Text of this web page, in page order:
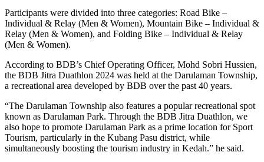
Participants were divided into three categories: Road Bike –
Individual & Relay (Men & Women), Mountain Bike – Individual &
Relay (Men & Women), and Folding Bike – Individual & Relay
(Men & Women).
According to BDB’s Chief Operating Officer, Mohd Sobri Hussien,
the BDB Jitra Duathlon 2024 was held at the Darulaman Township,
a recreational area developed by BDB over the past 40 years.
“The Darulaman Township also features a popular recreational spot
known as Darulaman Park. Through the BDB Jitra Duathlon, we
also hope to promote Darulaman Park as a prime location for Sport
Tourism, particularly in the Kubang Pasu district, while
simultaneously boosting the tourism industry in Kedah.” he said.